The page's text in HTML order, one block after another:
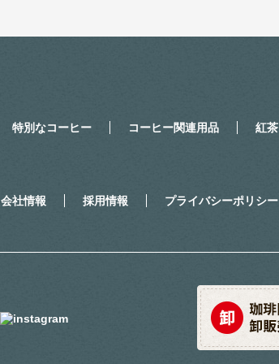
特別なコーヒー コーヒー関連用品 紅茶
会社情報 採用情報 プライバシーポリシー